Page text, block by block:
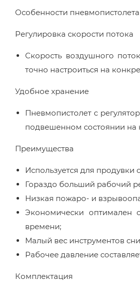
Особенности
Регулировка скорости потока
Скорость воздушного
точно настроиться на
Удобное хранение
Пневмопистолет с
подвешенном состоянии на
Преимущества
Используется для продувки
Гораздо больший рабочий
Низкая пожаро- и
Экономически оптимален
времени;
Малый вес инструментов
Рабочее давление
Комплектация